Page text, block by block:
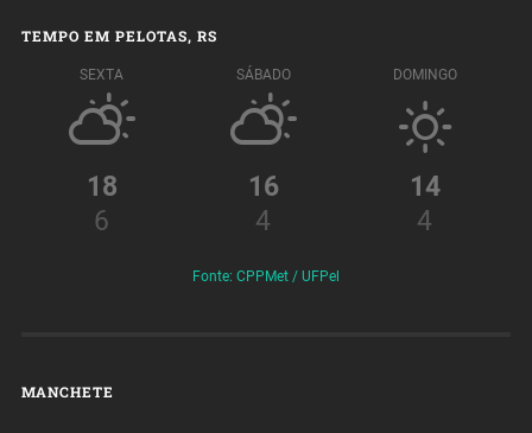
TEMPO EM PELOTAS, RS
SEXTA
18
6
SÁBADO
16
4
DOMINGO
14
4
Fonte: CPPMet / UFPel
MANCHETE